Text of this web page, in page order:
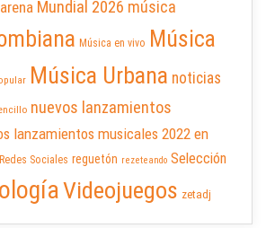
Mundial 2026 música
Música en vivo Música
Música Urbana noticias
nuevos lanzamientos
lanzamientos musicales 2022 en
Redes Sociales reguetón rezeteando Selección
Videojuegos zetadj